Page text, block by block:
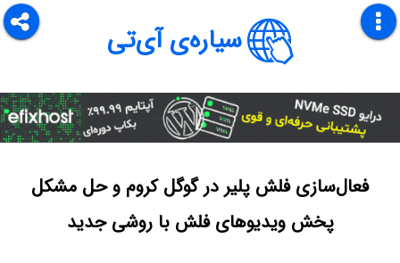
سیاره‌ی آی‌تی
فعال‌سازی فلش پلیر در گوگل کروم و حل مشکل
پخش ویدیوهای فلش با روشی جدید